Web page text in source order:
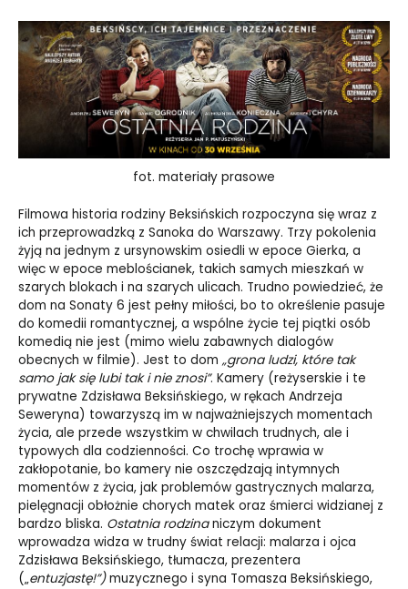
fot. materiały prasowe
Filmowa historia rodziny Beksińskich rozpoczyna się wraz z
ich przeprowadzką z Sanoka do Warszawy. Trzy pokolenia
żyją na jednym z ursynowskim osiedli w epoce Gierka, a
więc w epoce meblościanek, takich samych mieszkań w
szarych blokach i na szarych ulicach. Trudno powiedzieć, że
dom na Sonaty 6 jest pełny miłości, bo to określenie pasuje
do komedii romantycznej, a wspólne życie tej piątki osób
komedią nie jest (mimo wielu zabawnych dialogów
obecnych w filmie). Jest to dom „grona ludzi, które tak
samo jak się lubi tak i nie znosi”. Kamery (reżyserskie i te
prywatne Zdzisława Beksińskiego, w rękach Andrzeja
Seweryna) towarzyszą im w najważniejszych momentach
życia, ale przede wszystkim w chwilach trudnych, ale i
typowych dla codzienności. Co trochę wprawia w
zakłopotanie, bo kamery nie oszczędzają intymnych
momentów z życia, jak problemów gastrycznych malarza,
pielęgnacji obłożnie chorych matek oraz śmierci widzianej z
bardzo bliska. Ostatnia rodzinaniczym dokument
wprowadza widza w trudny świat relacji: malarza i ojca
Zdzisława Beksińskiego, tłumacza, prezentera
(„entuzjastę!”)muzycznego i syna Tomasza Beksińskiego,